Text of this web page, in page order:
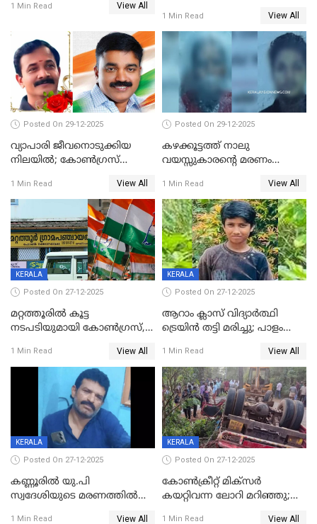
1 Min Read View All
പിഴ
1 Min Read View All
Posted On 29-12-2025
വ്യാപാരി ജീവനൊടുക്കിയ
നിലയില്‍; കോണ്‍ഗ്രസ്
മാനസികപീഡനമെന്ന് കുറിപ്പ്
1 Min Read View All
Posted On 29-12-2025
കഴക്കൂട്ടത്ത് നാലു
വയസ്സുകാരന്റെ മരണം
സുഹൃത്തും പൊലീസ്
കസ്റ്റഡിയിൽ
1 Min Read View All
KERALA
Posted On 27-12-2025
മറ്റത്തൂരിൽ കൂട്ട
നടപടിയുമായി കോണ്‍ഗ്രസ്,
എട്ട് പേര്‍ ഉള്‍പ്പെടെ
പത്തുപേരെ പുറത്താക്കി,
ചൊവ്വന്നൂരിലും നടപടി
1 Min Read View All
KERALA
Posted On 27-12-2025
ആറാം ക്ലാസ് വിദ്യാർത്ഥി
ട്രെയിൻ തട്ടി മരിച്ചു; പാളം
അപകടം മലപ്പുറത്ത്
1 Min Read View All
KERALA
Posted On 27-12-2025
കണ്ണൂരിൽ യു.പി
സ്വദേശിയുടെ മരണത്തിൽ
1 Min Read View All
KERALA
Posted On 27-12-2025
കോണ്‍ക്രീറ്റ് മിക്‌സര്‍
കയറ്റിവന്ന ലോറി മറിഞ്ഞു;
1 Min Read View All